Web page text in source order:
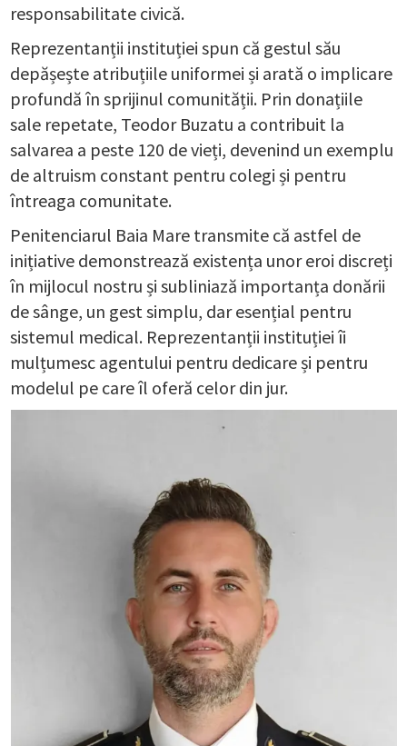
responsabilitate civică.
Reprezentanții instituției spun că gestul său
depășește atribuțiile uniformei și arată o implicare
profundă în sprijinul comunității. Prin donațiile
sale repetate, Teodor Buzatu a contribuit la
salvarea a peste 120 de vieți, devenind un exemplu
de altruism constant pentru colegi și pentru
întreaga comunitate.
Penitenciarul Baia Mare transmite că astfel de
inițiative demonstrează existența unor eroi discreți
în mijlocul nostru și subliniază importanța donării
de sânge, un gest simplu, dar esențial pentru
sistemul medical. Reprezentanții instituției îi
mulțumesc agentului pentru dedicare și pentru
modelul pe care îl oferă celor din jur.